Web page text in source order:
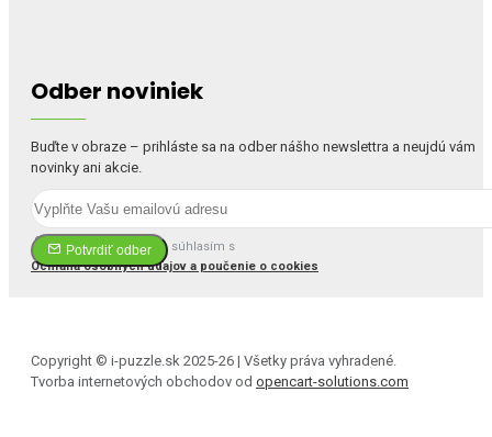
Odber noviniek
Buďte v obraze – prihláste sa na odber nášho newslettra a neujdú vám
novinky ani akcie.
Potvrdiť odber
Prečítal(a) som si a súhlasím s
Ochrana osobných údajov a poučenie o cookies
Copyright © i-puzzle.sk 2025-26 | Všetky práva vyhradené.
Tvorba internetových obchodov od opencart-solutions.com